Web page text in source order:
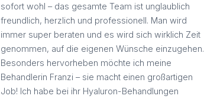
sofort wohl – das gesamte Team ist unglaublich
freundlich, herzlich und professionell. Man wird
immer super beraten und es wird sich wirklich Zeit
genommen, auf die eigenen Wünsche einzugehen.
Besonders hervorheben möchte ich meine
Behandlerin Franzi – sie macht einen großartigen
Job! Ich habe bei ihr Hyaluron-Behandlungen